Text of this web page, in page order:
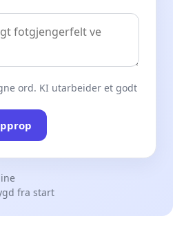
ord. KI utarbeider et godt
fra start